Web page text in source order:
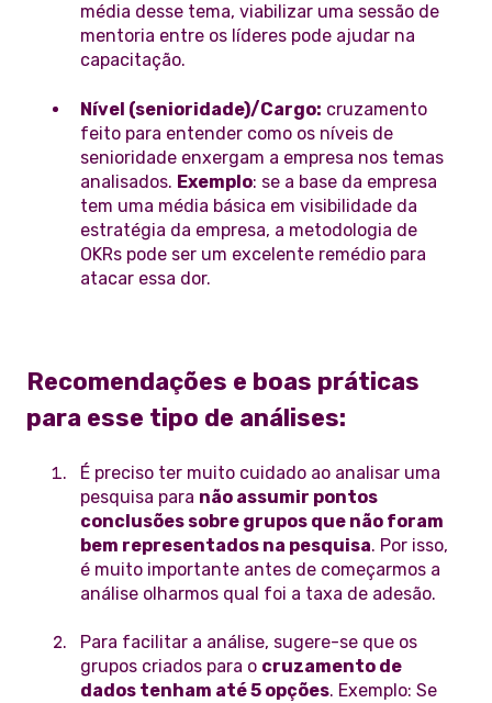
média desse tema, viabilizar uma sessão de
mentoria entre os líderes pode ajudar na
capacitação.
Nível (senioridade)/Cargo: cruzamento
feito para entender como os níveis de
senioridade enxergam a empresa nos temas
analisados. Exemplo: se a base da empresa
tem uma média básica em visibilidade da
estratégia da empresa, a metodologia de
OKRs pode ser um excelente remédio para
atacar essa dor.
Recomendações e boas práticas
para esse tipo de análises:
É preciso ter muito cuidado ao analisar uma
pesquisa para não assumir pontos
conclusões sobre grupos que não foram
bem representados na pesquisa. Por isso,
é muito importante antes de começarmos a
análise olharmos qual foi a taxa de adesão.
Para facilitar a análise, sugere-se que os
grupos criados para o cruzamento de
dados tenham até 5 opções. Exemplo: Se